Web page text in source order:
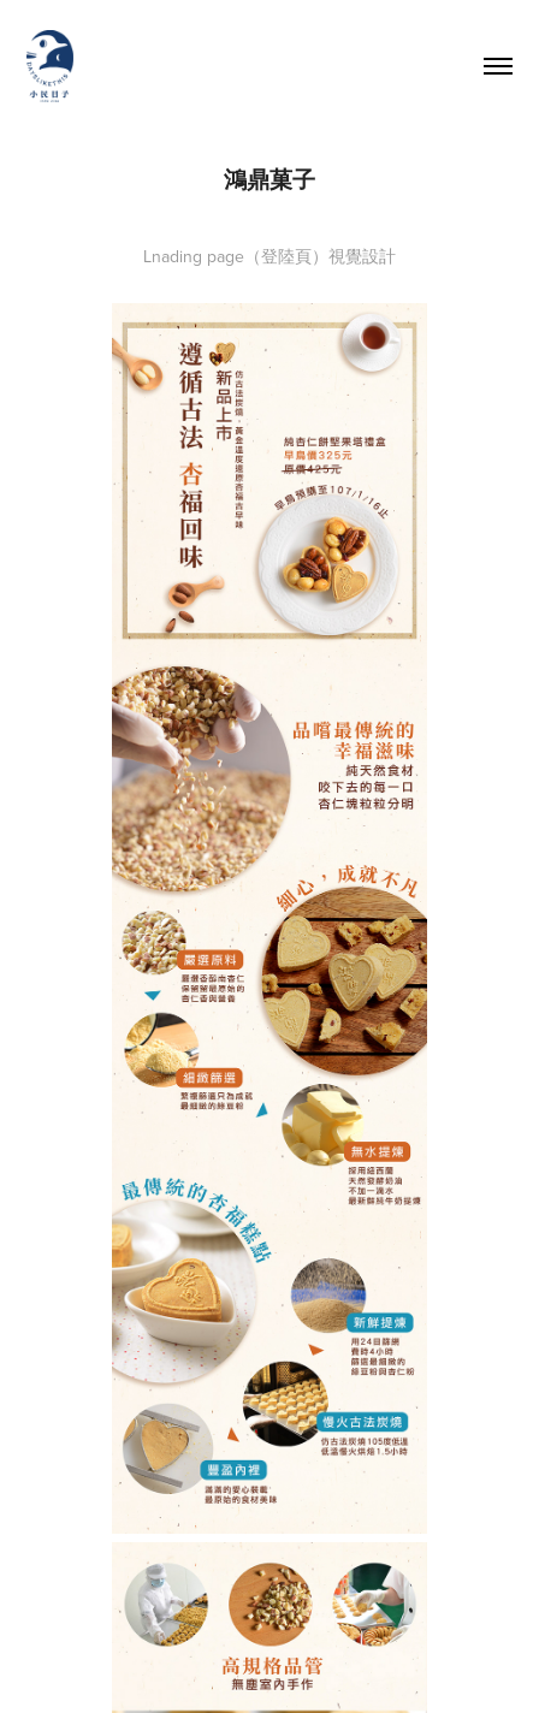
鴻鼎菓子
Lnading page（登陸頁）視覺設計